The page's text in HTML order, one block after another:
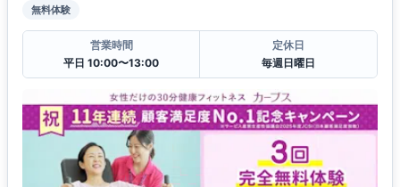
無料体験
営業時間
平日 10:00〜13:00
定休日
毎週日曜日